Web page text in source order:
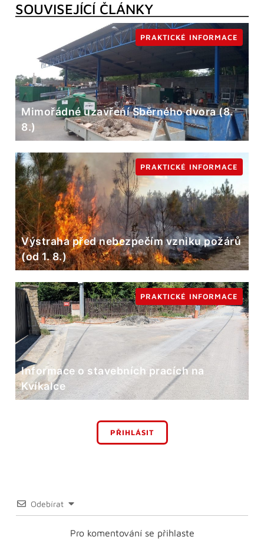
SOUVISEJÍCÍ ČLÁNKY
Mimořádné uzavření Sběrného dvora (8.
8.)
PRAKTICKÉ INFORMACE
Výstraha před nebezpečím vzniku požárů
(od 1. 8.)
PRAKTICKÉ INFORMACE
Informace o stavebních pracích na
Kvíkalce
PRAKTICKÉ INFORMACE
PŘIHLÁSIT
Odebírat
Pro komentování se přihlaste